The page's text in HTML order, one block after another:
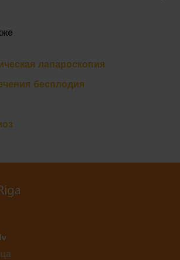
лапароскопия
бесплодия